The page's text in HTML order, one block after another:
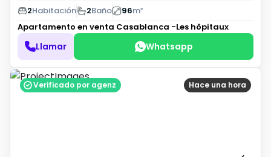
2Habitación 2Baño 96m²
Apartamento en venta Casablanca -Les hôpitaux
Llamar Whatsapp
Hace una hora
Verificado por agenz